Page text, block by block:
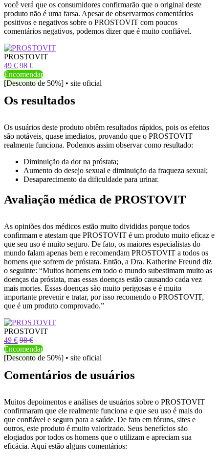
você verá que os consumidores confirmarão que o original deste
produto não é uma farsa. Apesar de observarmos comentários
positivos e negativos sobre o PROSTOVIT com poucos
comentários negativos, podemos dizer que é muito confiável.
PROSTOVIT
49 € 98 €
Encomendar
[Desconto de 50%] • site oficial
Os resultados
Os usuários deste produto obtêm resultados rápidos, pois os efeitos
são notáveis, quase imediatos, provando que o PROSTOVIT
realmente funciona. Podemos assim observar como resultado:
Diminuição da dor na próstata;
Aumento do desejo sexual e diminuição da fraqueza sexual;
Desaparecimento da dificuldade para urinar.
Avaliação médica de PROSTOVIT
As opiniões dos médicos estão muito divididas porque todos
confirmam e atestam que PROSTOVIT é um produto muito eficaz e
que seu uso é muito seguro. De fato, os maiores especialistas do
mundo falam apenas bem e recomendam PROSTOVIT a todos os
homens que sofrem de próstata. Então, a Dra. Katherine Freund diz
o seguinte: “Muitos homens em todo o mundo subestimam muito as
doenças da próstata, mas essas doenças estão causando cada vez
mais mortes. Essas doenças são muito perigosas e é muito
importante prevenir e tratar, por isso recomendo o PROSTOVIT,
que é um produto comprovado.”
PROSTOVIT
49 € 98 €
Encomendar
[Desconto de 50%] • site oficial
Comentários de usuários
Muitos depoimentos e análises de usuários sobre o PROSTOVIT
confirmaram que ele realmente funciona e que seu uso é mais do
que confiável e seguro para a saúde. De fato em fóruns, sites e
outros, este produto é muito valorizado. Seus benefícios são
elogiados por todos os homens que o utilizam e apreciam sua
eficácia. Aqui estão alguns comentários: